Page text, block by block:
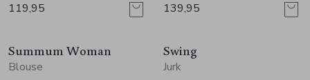
119,95
139,95
Nieuw
Summum Woman
Blouse
Nieuw
Swing
Jurk